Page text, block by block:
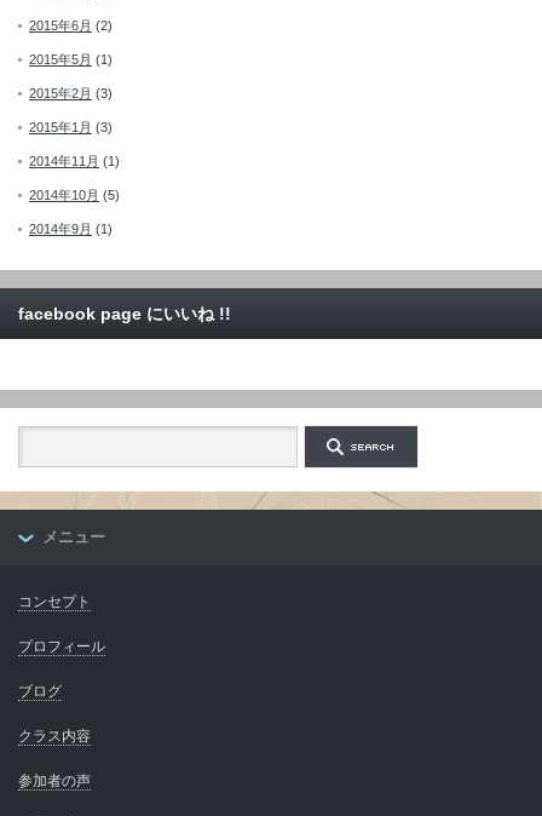
2015年6月 (2)
2015年5月 (1)
2015年2月 (3)
2015年1月 (3)
2014年11月 (1)
2014年10月 (5)
2014年9月 (1)
facebook page にいいね !!
メニュー
コンセプト
プロフィール
ブログ
クラス内容
参加者の声